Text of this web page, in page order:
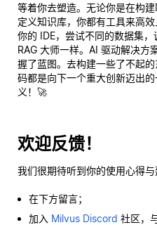
等着你去塑造。无论你是在构
定义知识库，你都有工具来高
你的 IDE，尝试不同的数据集
RAG 大师一样。AI 驱动解决方
握了蓝图。去构建一些了不起
码都是向下一个重大创新迈出
义！🚀
欢迎反馈！
我们很期待听到你的使用心得与
在下方留言；
加入 Milvus Discord 社区，